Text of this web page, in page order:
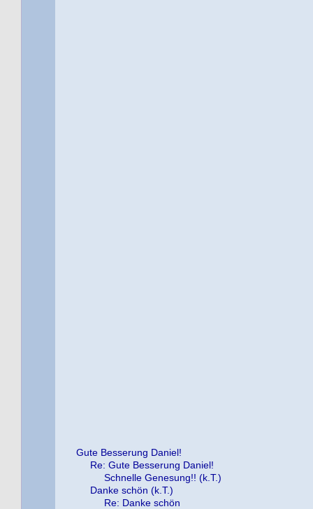
Gute Besserung Daniel!
Re: Gute Besserung Daniel!
Schnelle Genesung!! (k.T.)
Danke schön (k.T.)
Re: Danke schön